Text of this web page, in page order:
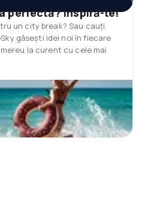
perfectă? Inspiră-te!
un city break? Sau cauți
găsești idei noi în fiecare
la curent cu cele mai